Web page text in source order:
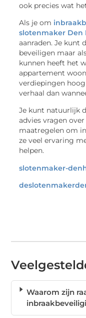
ook precies wat
Als je om
slotenmaker Den
aanraden. Je kunt
beveiligen maar
kunnen heeft het
appartement
verdiepingen
verhaal dan
Je kunt natuurlijk
advies vragen
maatregelen om
ze veel ervaring
helpen.
slotenmaker-
Waarom zijn